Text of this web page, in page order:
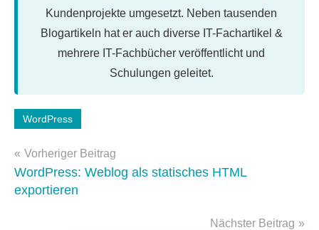
Kundenprojekte umgesetzt. Neben tausenden
Blogartikeln hat er auch diverse IT-Fachartikel &
mehrere IT-Fachbücher veröffentlicht und
Schulungen geleitet.
Schlagwörter:
wordpress-
faq,
WordPress-
WordPress
Beitragsnavigation
Vorheriger Beitrag
WordPress: Weblog als statisches HTML
exportieren
Nächster Beitrag